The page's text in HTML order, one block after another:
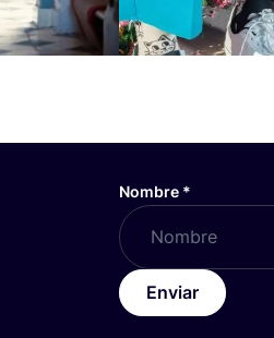
Nombre *
Enviar